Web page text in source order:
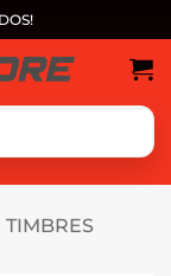
TIMBRES